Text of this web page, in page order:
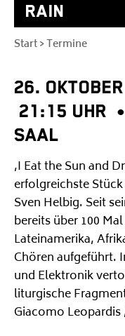
content
RAIN
Start>Termine
26.
21:15 UHR
SAAL
‚I Eat the Sun and
erfolgreichste
Sven Helbig. Seit
bereits über 100
Lateinamerika,
Chören aufgeführt.
und Elektronik
liturgische
Giacomo Leopardis